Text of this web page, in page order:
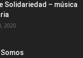
Solidariedad – música
2020